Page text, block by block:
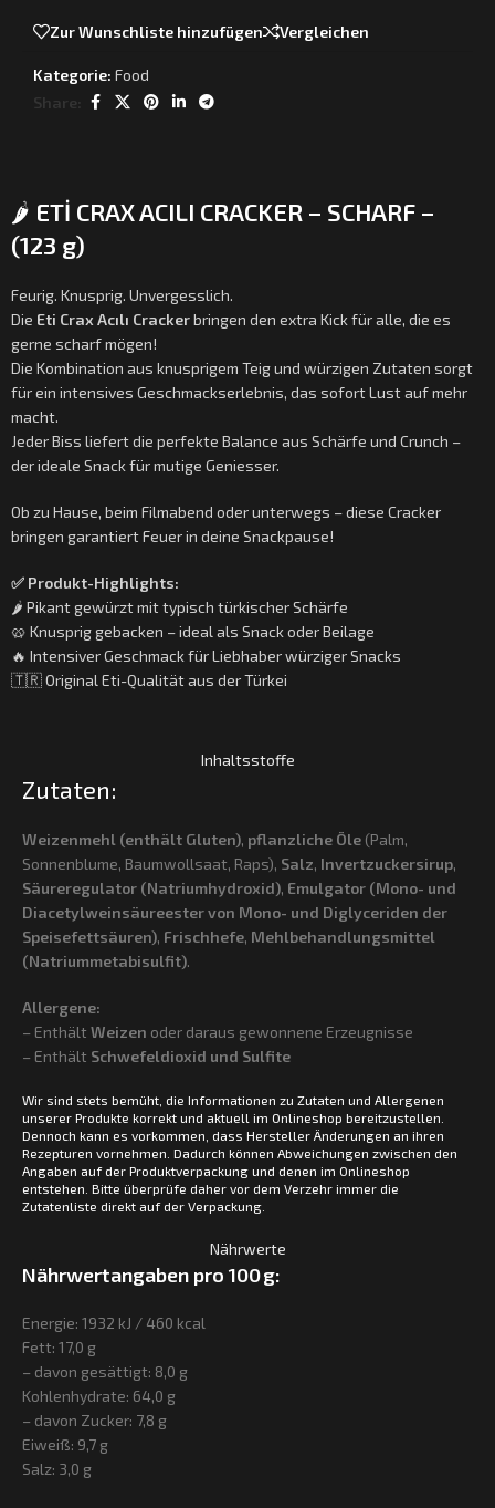
Zur Wunschliste hinzufügen Vergleichen
Kategorie: Food
Share:
🌶️ ETİ CRAX ACILI CRACKER – SCHARF –
(123 g)
Feurig. Knusprig. Unvergesslich.
Die Eti Crax Acılı Crackerbringen den extra Kick für alle, die es
gerne scharf mögen!
Die Kombination aus knusprigem Teig und würzigen Zutaten sorgt
für ein intensives Geschmackserlebnis, das sofort Lust auf mehr
macht.
Jeder Biss liefert die perfekte Balance aus Schärfe und Crunch –
der ideale Snack für mutige Geniesser.
Ob zu Hause, beim Filmabend oder unterwegs – diese Cracker
bringen garantiert Feuer in deine Snackpause!
✅ Produkt-Highlights:
🌶️ Pikant gewürzt mit typisch türkischer Schärfe
🥨 Knusprig gebacken – ideal als Snack oder Beilage
🔥 Intensiver Geschmack für Liebhaber würziger Snacks
🇹🇷 Original Eti-Qualität aus der Türkei
Inhaltsstoffe
Zutaten:
Weizenmehl (enthält Gluten), pflanzliche Öle (Palm,
Sonnenblume, Baumwollsaat, Raps), Salz, Invertzuckersirup,
Säureregulator (Natriumhydroxid), Emulgator (Mono- und
Diacetylweinsäureester von Mono- und Diglyceriden der
Speisefettsäuren), Frischhefe, Mehlbehandlungsmittel
(Natriummetabisulfit).
Allergene:
– Enthält Weizen oder daraus gewonnene Erzeugnisse
– Enthält Schwefeldioxid und Sulfite
Wir sind stets bemüht, die Informationen zu Zutaten und Allergenen
unserer Produkte korrekt und aktuell im Onlineshop bereitzustellen.
Dennoch kann es vorkommen, dass Hersteller Änderungen an ihren
Rezepturen vornehmen. Dadurch können Abweichungen zwischen den
Angaben auf der Produktverpackung und denen im Onlineshop
entstehen. Bitte überprüfe daher vor dem Verzehr immer die
Zutatenliste direkt auf der Verpackung.
Nährwerte
Nährwertangaben pro 100 g:
Energie: 1932 kJ / 460 kcal
Fett: 17,0 g
– davon gesättigt: 8,0 g
Kohlenhydrate: 64,0 g
– davon Zucker: 7,8 g
Eiweiß: 9,7 g
Salz: 3,0 g